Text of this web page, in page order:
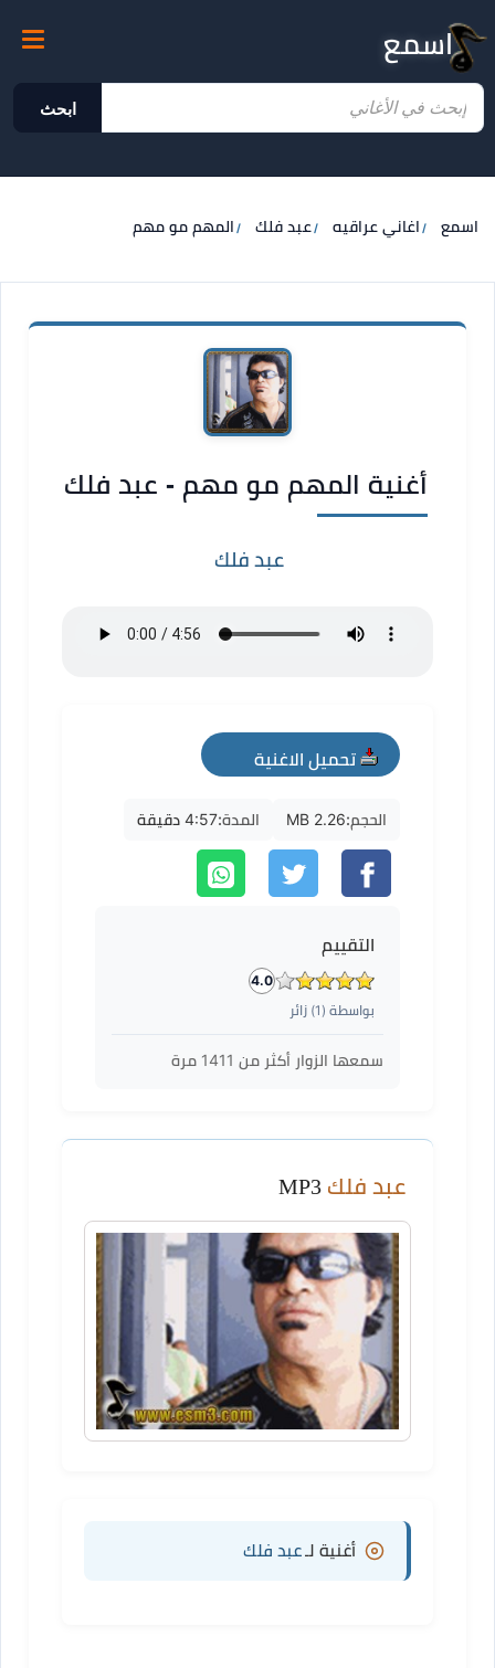
اسمع
ابحث
اسمع اغاني عراقيه عبد فلك المهم مو مهم
أغنية المهم مو مهم - عبد فلك
عبد فلك
تحميل الاغنية
mp3
الحجم:2.26 MB المدة:4:57 دقيقة
التقييم
4.0
بواسطة ( 1) زائر
سمعها الزوار أكثر من 1411 مرة
عبد فلك
أغنية لـعبد فلك